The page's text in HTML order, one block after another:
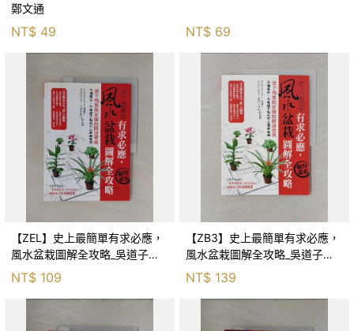
鄭文通
NT$ 49 NT$ 69
【ZEL】史上最簡單有求必應，
風水盆栽圖解全攻略_吳道子、
花草生信心
NT$ 109
【ZB3】史上最簡單有求必應，
風水盆栽圖解全攻略_吳道子、
花草生信心
NT$ 139